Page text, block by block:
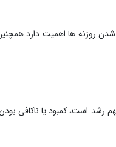
روزنه ها اهمیت
رشد است، کمبود یا ناکافی